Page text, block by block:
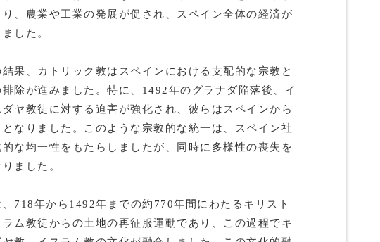
り、農業や工業の発展が促され、スペイン全体の経済が
した。
果、カトリック教はスペインにおける支配的な宗教と
除が進みました。特に、1492年のグラナダ陥落後、イ
ヤ教徒に対する迫害が強化され、彼らはスペインから
なりました。このような宗教的な統一は、スペイン社
な均一性をもたらしましたが、同時に多様性の喪失を
ました。
718年から1492年までの約770年間にわたるキリスト
ム教徒からの土地の再征服運動であり、この過程でキ